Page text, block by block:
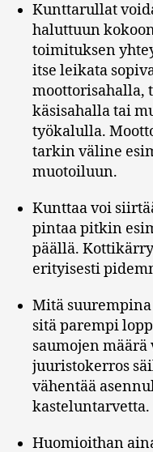
Kunttarullat
haluttuun
toimituksen
itse leikata
moottorisahalla,
käsisahalla tai
työkalulla.
tarkin väline
muotoiluun.
Kunttaa voi
pintaa pitkin
päällä.
erityisesti
Mitä
sitä parempi
saumojen
juuristokerros
vähentää
kasteluntarvetta.
Huomioithan